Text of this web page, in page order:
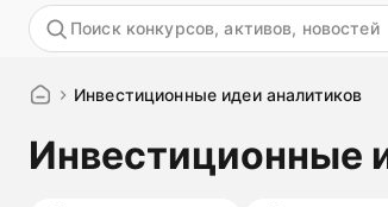
Инвестиционные идеи аналитиков
Инвестиционные